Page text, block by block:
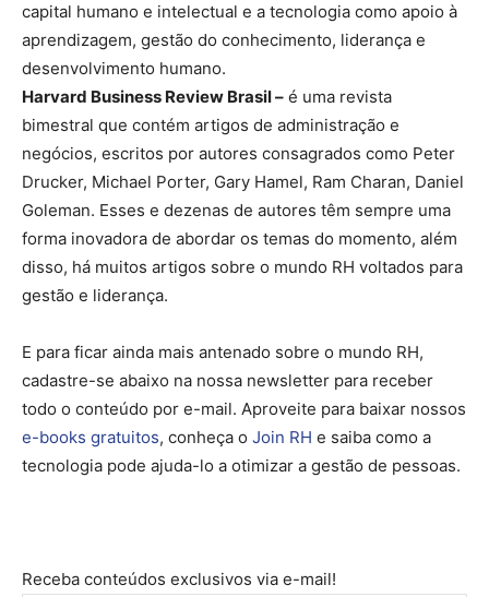
capital humano e intelectual e a tecnologia como apoio à
aprendizagem, gestão do conhecimento, liderança e
desenvolvimento humano.
Harvard Business Review Brasil – é uma revista
bimestral que contém artigos de administração e
negócios, escritos por autores consagrados como Peter
Drucker, Michael Porter, Gary Hamel, Ram Charan, Daniel
Goleman. Esses e dezenas de autores têm sempre uma
forma inovadora de abordar os temas do momento, além
disso, há muitos artigos sobre o mundo RH voltados para
gestão e liderança.
E para ficar ainda mais antenado sobre o mundo RH,
cadastre-se abaixo na nossa newsletter para receber
todo o conteúdo por e-mail. Aproveite para baixar nossos
e-books gratuitos, conheça o Join RH e saiba como a
tecnologia pode ajuda-lo a otimizar a gestão de pessoas.
Receba conteúdos exclusivos via e-mail!